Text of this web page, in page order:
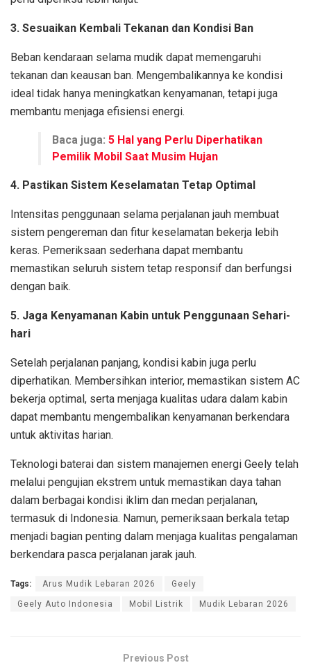
3. Sesuaikan Kembali Tekanan dan Kondisi Ban
Beban kendaraan selama mudik dapat memengaruhi
tekanan dan keausan ban. Mengembalikannya ke kondisi
ideal tidak hanya meningkatkan kenyamanan, tetapi juga
membantu menjaga efisiensi energi.
Baca juga: 5 Hal yang Perlu Diperhatikan
Pemilik Mobil Saat Musim Hujan
4. Pastikan Sistem Keselamatan Tetap Optimal
Intensitas penggunaan selama perjalanan jauh membuat
sistem pengereman dan fitur keselamatan bekerja lebih
keras. Pemeriksaan sederhana dapat membantu
memastikan seluruh sistem tetap responsif dan berfungsi
dengan baik.
5. Jaga Kenyamanan Kabin untuk Penggunaan Sehari-
hari
Setelah perjalanan panjang, kondisi kabin juga perlu
diperhatikan. Membersihkan interior, memastikan sistem AC
bekerja optimal, serta menjaga kualitas udara dalam kabin
dapat membantu mengembalikan kenyamanan berkendara
untuk aktivitas harian.
Teknologi baterai dan sistem manajemen energi Geely telah
melalui pengujian ekstrem untuk memastikan daya tahan
dalam berbagai kondisi iklim dan medan perjalanan,
termasuk di Indonesia. Namun, pemeriksaan berkala tetap
menjadi bagian penting dalam menjaga kualitas pengalaman
berkendara pasca perjalanan jarak jauh.
Tags: Arus Mudik Lebaran 2026 Geely
Geely Auto Indonesia Mobil Listrik Mudik Lebaran 2026
Previous Post